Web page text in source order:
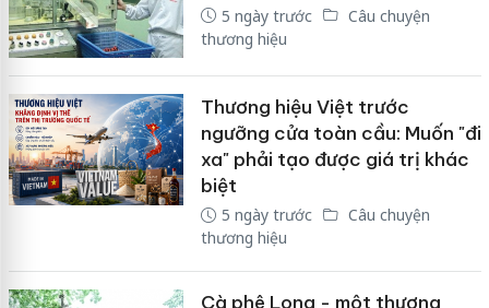
5 ngày trước
Câu chuyện
thương hiệu
Thương hiệu Việt trước
ngưỡng cửa toàn cầu: Muốn "đi
xa" phải tạo được giá trị khác
biệt
5 ngày trước
Câu chuyện
thương hiệu
Cà phê Long - một thương